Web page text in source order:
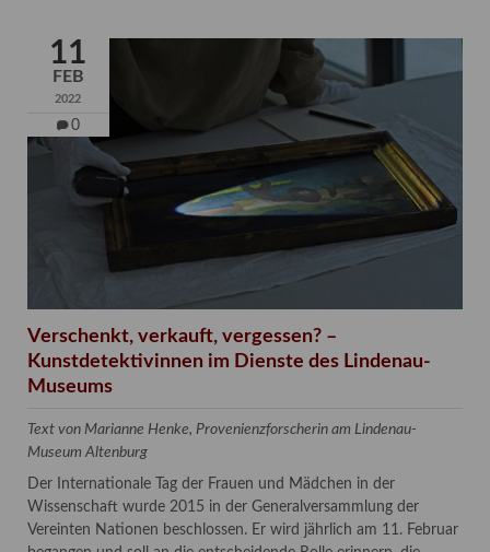
11
FEB
2022
0
Verschenkt, verkauft, vergessen? –
Kunstdetektivinnen im Dienste des Lindenau-
Museums
Text von Marianne Henke, Provenienzforscherin am Lindenau-
Museum Altenburg
Der Internationale Tag der Frauen und Mädchen in der
Wissenschaft wurde 2015 in der Generalversammlung der
Vereinten Nationen beschlossen. Er wird jährlich am 11. Februar